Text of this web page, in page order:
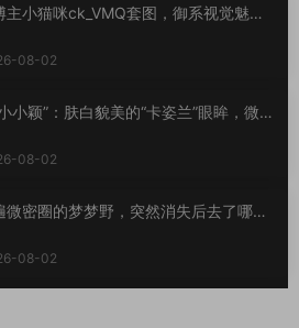
主小猫咪ck_VMQ套图，御系视觉魅力
08-02
小颖”：肤白貌美的“卡姿兰”眼眸，微密
08-02
微密圈的梦梦野，突然消失后去了哪
08-02